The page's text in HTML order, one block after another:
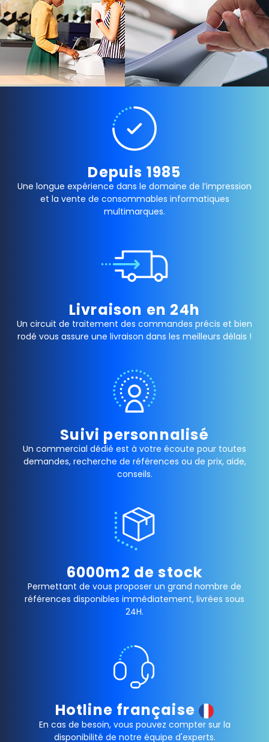
Depuis 1985
Une longue expérience dans le domaine de l’impression
et la vente de consommables informatiques
multimarques.
Livraison en 24h
Un circuit de traitement des commandes précis et bien
rodé vous assure une livraison dans les meilleurs délais !
Suivi personnalisé
Un commercial dédié est à votre écoute pour toutes
demandes, recherche de références ou de prix, aide,
conseils.
6000m2 de stock
Permettant de vous proposer un grand nombre de
références disponibles immédiatement, livrées sous
24H.
Hotline française
En cas de besoin, vous pouvez compter sur la
disponibilité de notre équipe d'experts.